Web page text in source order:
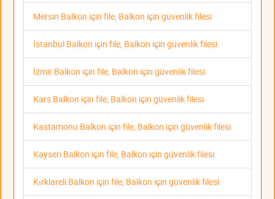
Mersin Balkon için file, Balkon için güvenlik filesi
İstanbul Balkon için file, Balkon için güvenlik filesi
İzmir Balkon için file, Balkon için güvenlik filesi
Kars Balkon için file, Balkon için güvenlik filesi
Kastamonu Balkon için file, Balkon için güvenlik filesi
Kayseri Balkon için file, Balkon için güvenlik filesi
Kırklareli Balkon için file, Balkon için güvenlik filesi